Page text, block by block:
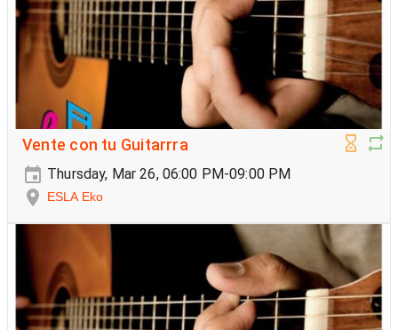
Vente con tu Guitarrra
Thursday, Mar 26, 06:00 PM-09:00 PM
ESLA Eko